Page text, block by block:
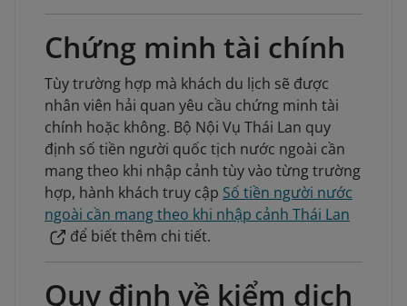
Chứng minh tài chính
Tùy trường hợp mà khách du lịch sẽ được
nhân viên hải quan yêu cầu chứng minh tài
chính hoặc không. Bộ Nội Vụ Thái Lan quy
định số tiền người quốc tịch nước ngoài cần
mang theo khi nhập cảnh tùy vào từng trường
hợp, hành khách truy cập Số tiền người nước
ngoài cần mang theo khi nhập cảnh Thái Lan
để biết thêm chi tiết.
Quy định về kiểm dịch